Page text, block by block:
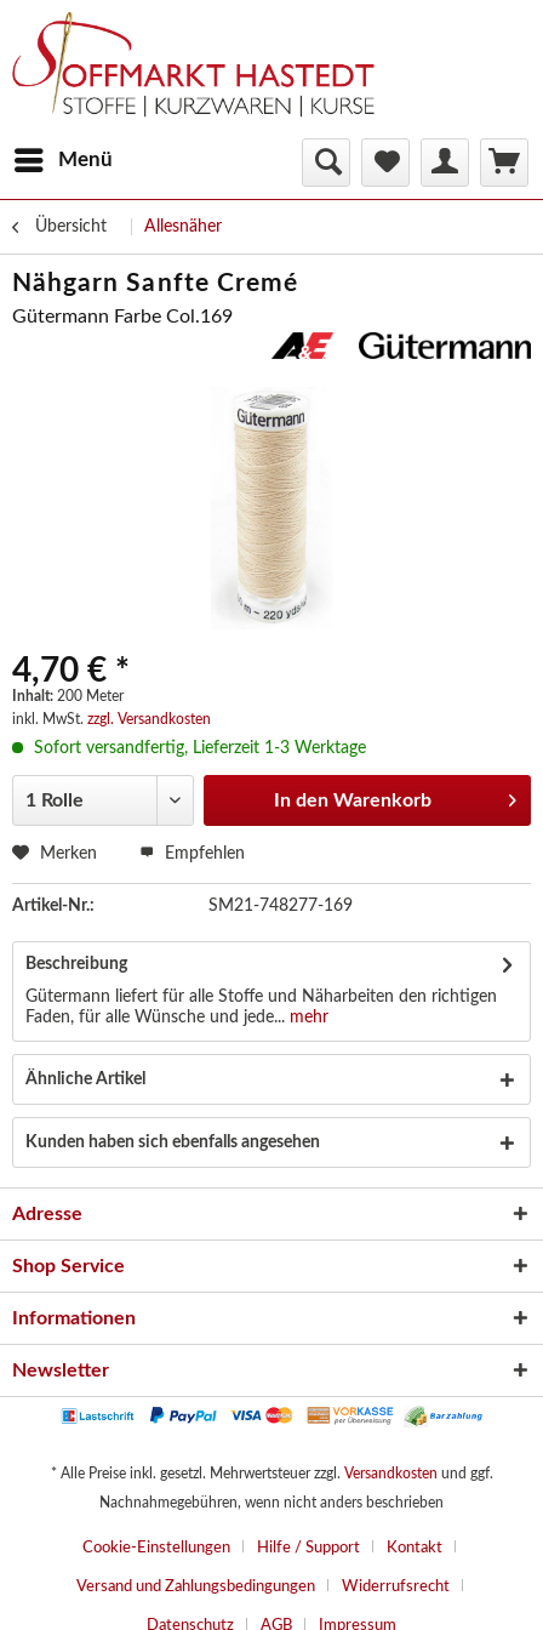
Menü
Übersicht Allesnäher
Nähgarn Sanfte Cremé
Gütermann Farbe Col.169
4,70 € *
Inhalt: 200 Meter
inkl. MwSt. zzgl. Versandkosten
Sofort versandfertig, Lieferzeit 1-3 Werktage
In den Warenkorb
Merken Empfehlen
Artikel-Nr.: SM21-748277-169
Beschreibung
Gütermann liefert für alle Stoffe und Näharbeiten den richtigen
Faden, für alle Wünsche und jede... mehr
Ähnliche Artikel
Kunden haben sich ebenfalls angesehen
Adresse
Shop Service
Informationen
Newsletter
* Alle Preise inkl. gesetzl. Mehrwertsteuer zzgl. Versandkosten und ggf.
Nachnahmegebühren, wenn nicht anders beschrieben
Cookie-Einstellungen Hilfe / Support Kontakt
Versand und Zahlungsbedingungen Widerrufsrecht
Datenschutz AGB Impressum